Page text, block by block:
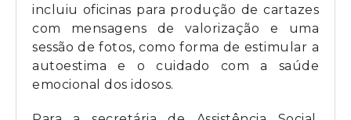
incluiu oficinas para produção de cartazes
com mensagens de valorização e uma
sessão de fotos, como forma de estimular a
autoestima e o cuidado com a saúde
emocional dos idosos.